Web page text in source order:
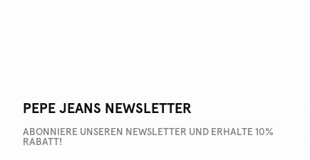
PEPE JEANS NEWSLETTER
ABONNIERE UNSEREN NEWSLETTER UND ERHALTE 10%
RABATT!